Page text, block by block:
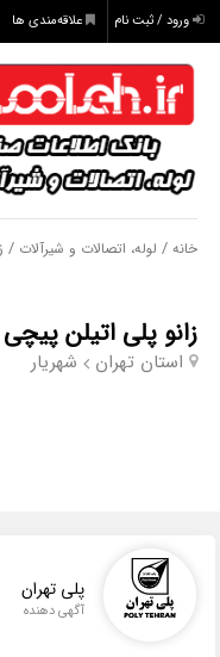
ورود / ثبت نام علاقه‌مندی ها
خانه / لوله، اتصالات و شیرآلات /
زانو پلی اتیلن پیچی
استان تهران شهریار
پلی تهران
آگهی دهنده